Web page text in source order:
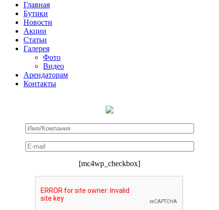
Главная
Бутики
Новости
Акции
Статьи
Галерея
Фото
Видео
Арендаторам
Контакты
[mc4wp_checkbox]